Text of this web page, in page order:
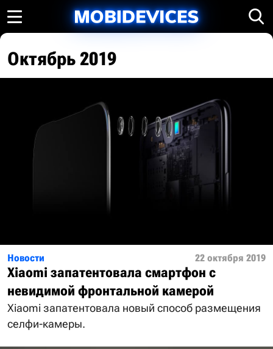
Октябрь 2019
Новости 22 октября 2019
Xiaomi запатентовала смартфон с
невидимой фронтальной камерой
Xiaomi запатентовала новый способ размещения
селфи-камеры.